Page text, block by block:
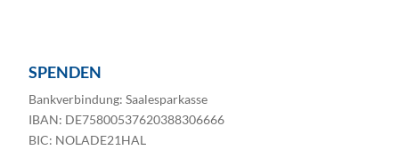
SPENDEN
Bankverbindung: Saalesparkasse
IBAN: DE75800537620388306666
BIC: NOLADE21HAL